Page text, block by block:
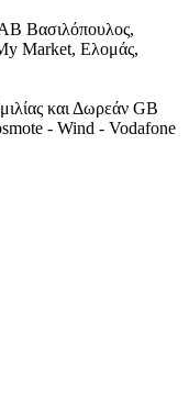
Βασιλόπουλος,
Market, Ελομάς,
και Δωρεάν GB
- Wind - Vodafone